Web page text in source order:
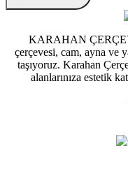
KARAHAN
çerçevesi, cam, ayna ve
taşıyoruz. Karahan
alanlarınıza estetik